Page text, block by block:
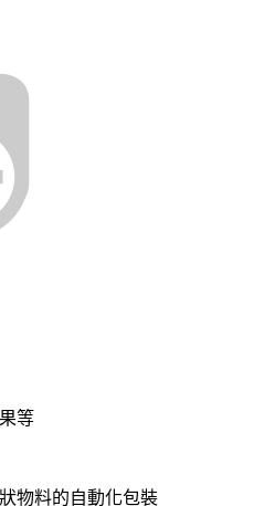
等
物料的自動化包裝